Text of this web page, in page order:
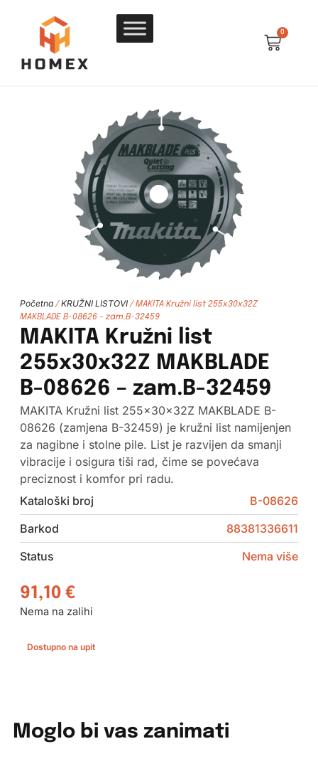
0
Početna/ KRUŽNI LISTOVI/ MAKITA Kružni list 255x30x32Z
MAKBLADE B-08626 – zam.B-32459
MAKITA Kružni list
255x30x32Z MAKBLADE
B-08626 – zam.B-32459
MAKITA Kružni list 255x30x32Z MAKBLADE B-
08626 (zamjena B-32459) je kružni list namijenjen
za nagibne i stolne pile. List je razvijen da smanji
vibracije i osigura tiši rad, čime se povećava
preciznost i komfor pri radu.
Kataloški broj
B-08626
Barkod
88381336611
Status
Nema više
91,10 €
Nema na zalihi
Dostupno na upit
Moglo bi vas zanimati